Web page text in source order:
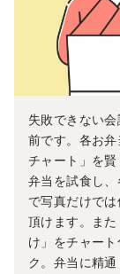
失敗できない
前です。各お
チャート」を
弁当を試食し
で写真だけで
頂けます。ま
け」をチャー
ク。弁当に精